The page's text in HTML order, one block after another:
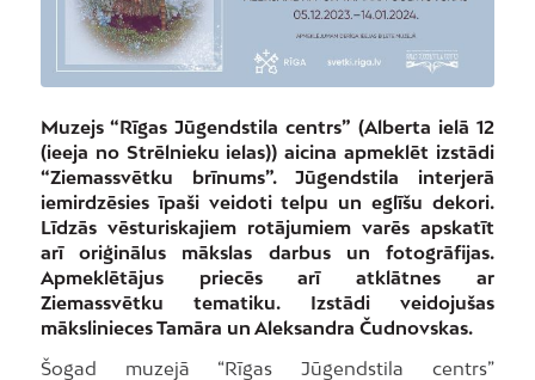
Muzejs “Rīgas Jūgendstila centrs” (Alberta ielā 12
(ieeja no Strēlnieku ielas)) aicina apmeklēt izstādi
“Ziemassvētku brīnums”. Jūgendstila interjerā
iemirdzēsies īpaši veidoti telpu un eglīšu dekori.
Līdzās vēsturiskajiem rotājumiem varēs apskatīt
arī oriģinālus mākslas darbus un fotogrāfijas.
Apmeklētājus priecēs arī atklātnes ar
Ziemassvētku tematiku. Izstādi veidojušas
mākslinieces Tamāra un Aleksandra Čudnovskas.
Šogad muzejā “Rīgas Jūgendstila centrs”